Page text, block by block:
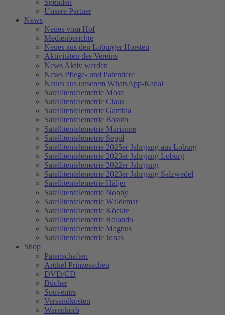
Spenden
Unsere Partner
News
Neues vom Hof
Medienberichte
Neues aus den Loburger Horsten
Aktivitäten des Vereins
News Aktiv werden
News Pflege- und Patentiere
Neues aus unserem WhatsApp-Kanal
Satellitentelemetrie Mose
Satellitentelemetrie Claus
Satellitentelemetrie Gambia
Satellitentelemetrie Basuto
Satellitentelemetrie Marianne
Satellitentelemetrie Seppl
Satellitentelemetrie 2025er Jahrgang aus Loburg
Satellitentelemetrie 2023er Jahrgang Loburg
Satellitentelemetrie 2022er Jahrgang
Satellitentelemetrie 2023er Jahrgang Salzwedel
Satellitentelemetrie Håljer
Satellitentelemetrie Nobby
Satellitentelemetrie Waldemar
Satellitentelemetrie Köckte
Satellitentelemetrie Rolando
Satellitentelemetrie Magnus
Satellitentelemetrie Jonas
Shop
Patenschaften
Artikel Prinzesschen
DVD/CD
Bücher
Souvenirs
Versandkosten
Warenkorb